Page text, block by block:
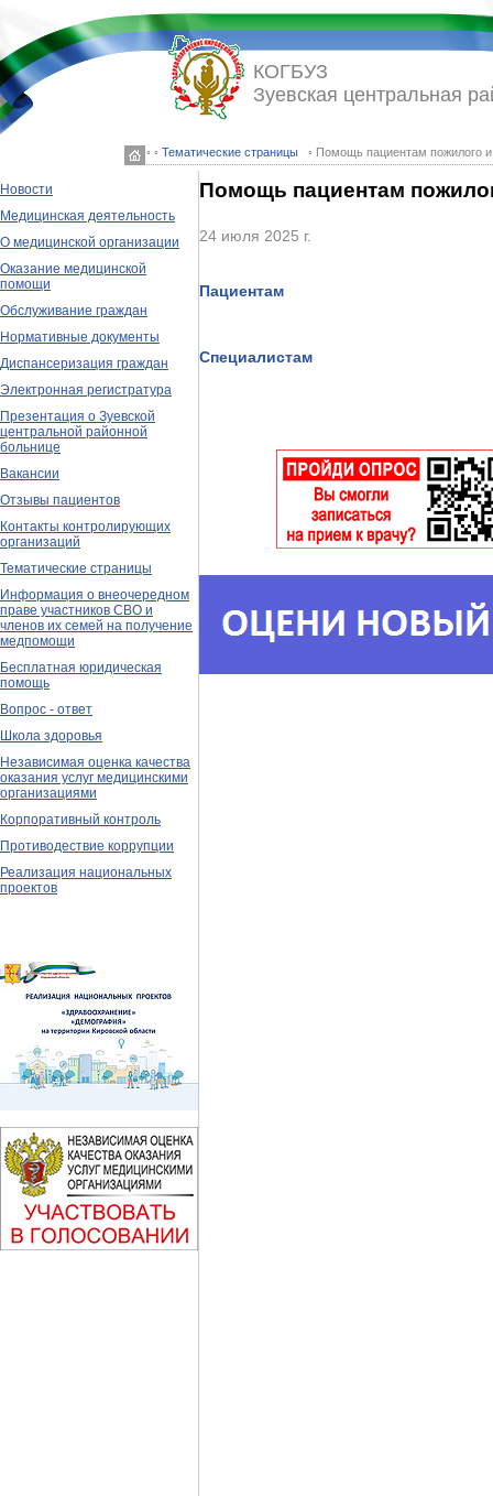
◦ ◦ Тематические страницы ◦ Помощь пациентам пожилого и
КОГБУЗ
Зуевская центральная
Новости
Медицинская деятельность
О медицинской организации
Оказание медицинской
помощи
Обслуживание граждан
Нормативные документы
Диспансеризация граждан
Электронная регистратура
Презентация о Зуевской
центральной районной
больнице
Вакансии
Отзывы пациентов
Контакты контролирующих
организаций
Тематические страницы
Информация о внеочередном
праве участников СВО и
членов их семей на получение
медпомощи
Бесплатная юридическая
помощь
Вопрос - ответ
Школа здоровья
Независимая оценка качества
оказания услуг медицинскими
организациями
Корпоративный контроль
Противодествие коррупции
Реализация национальных
проектов
Помощь пациентам
24 июля 2025 г.
Пациентам
Специалистам